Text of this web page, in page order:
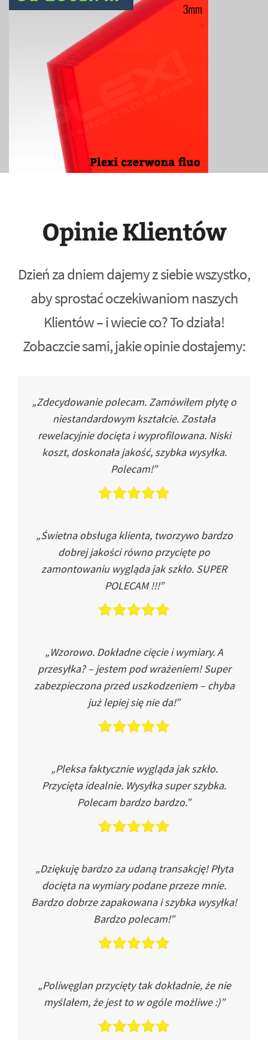
Opinie Klientów
Dzień za dniem dajemy z siebie wszystko,
aby sprostać oczekiwaniom naszych
Klientów – i wiecie co? To działa!
Zobaczcie sami, jakie opinie dostajemy:
„Zdecydowanie polecam. Zamówiłem płytę o
niestandardowym kształcie. Została
rewelacyjnie docięta i wyprofilowana. Niski
koszt, doskonała jakość, szybka wysyłka.
Polecam!”
„Świetna obsługa klienta, tworzywo bardzo
dobrej jakości równo przycięte po
zamontowaniu wygląda jak szkło. SUPER
POLECAM !!!”
„Wzorowo. Dokładne cięcie i wymiary. A
przesyłka? – jestem pod wrażeniem! Super
zabezpieczona przed uszkodzeniem – chyba
już lepiej się nie da!”
„Pleksa faktycznie wygląda jak szkło.
Przycięta idealnie. Wysyłka super szybka.
Polecam bardzo bardzo.”
„Dziękuję bardzo za udaną transakcję! Płyta
docięta na wymiary podane przeze mnie.
Bardzo dobrze zapakowana i szybka wysyłka!
Bardzo polecam!”
„Poliwęglan przycięty tak dokładnie, że nie
myślałem, że jest to w ogóle możliwe :)”